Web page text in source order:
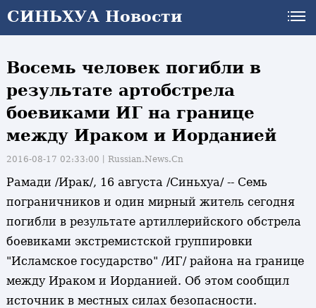
СИНЬХУА Новости
Восемь человек погибли в
результате артобстрела
боевиками ИГ на границе
между Ираком и Иорданией
2016-08-17 02:33:00丨 Russian.News.Cn
Рамади /Ирак/, 16 августа /Синьхуа/ -- Семь
пограничников и один мирный житель сегодня
погибли в результате артиллерийского обстрела
боевиками экстремистской группировки
"Исламское государство" /ИГ/ района на границе
между Ираком и Иорданией. Об этом сообщил
источник в местных силах безопасности.